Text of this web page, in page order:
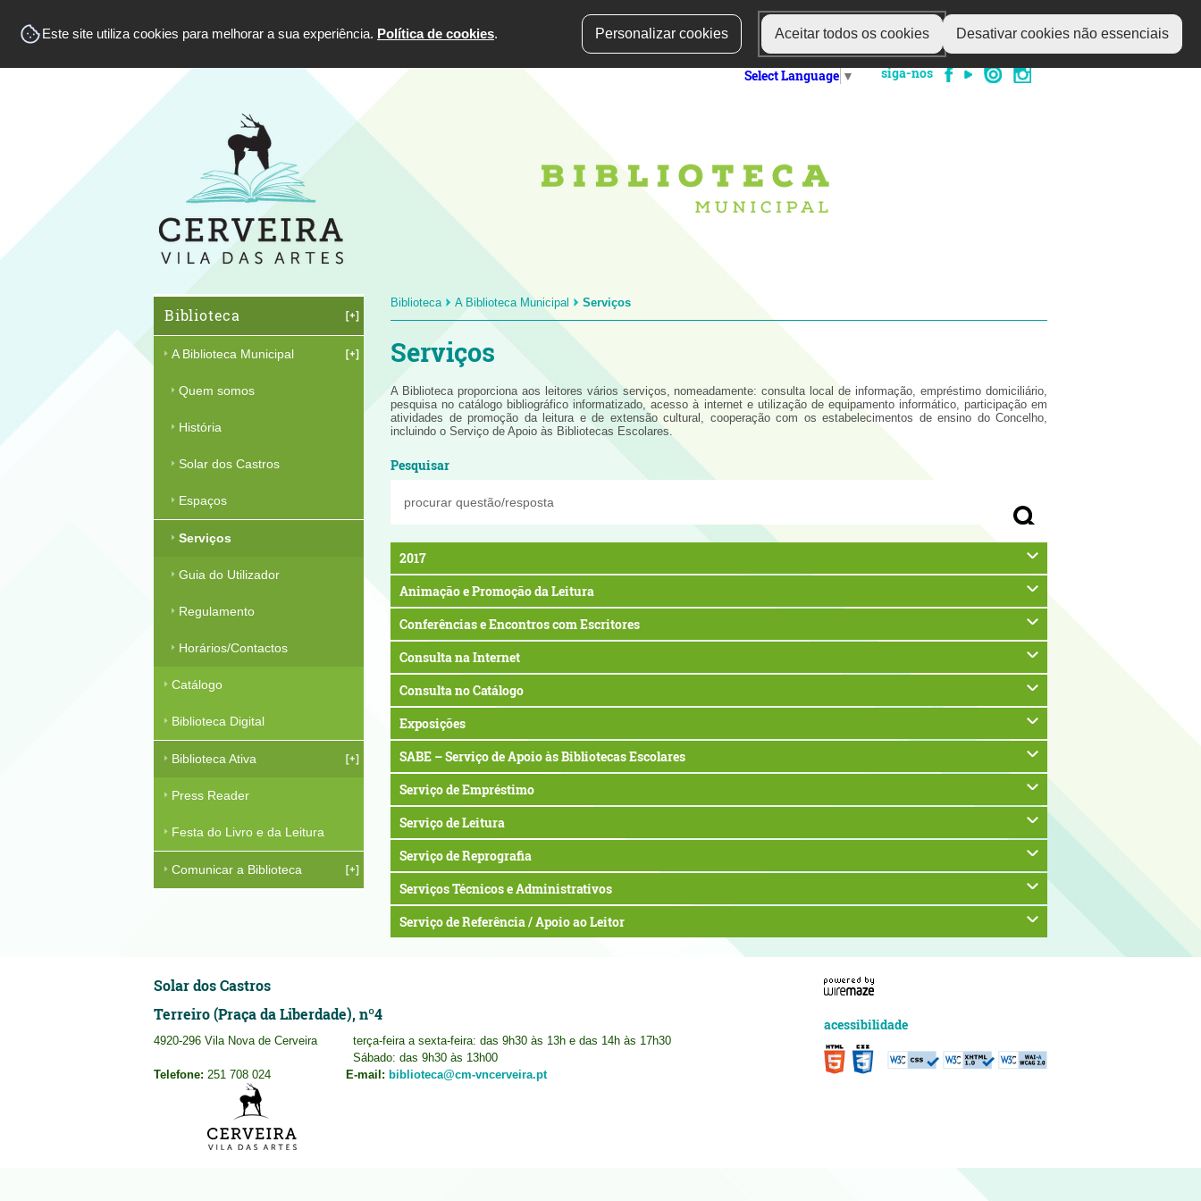
Este site utiliza cookies para melhorar a sua experiência. Política de cookies. Personalizar cookies Aceitar todos os cookies Desativar cookies não essenciais
Select Language ▼ siga-nos
Biblioteca
A Biblioteca Municipal
Quem somos
História
Solar dos Castros
Espaços
Serviços
Guia do Utilizador
Regulamento
Horários/Contactos
Catálogo
Biblioteca Digital
Biblioteca Ativa
Press Reader
Festa do Livro e da Leitura
Comunicar a Biblioteca
Biblioteca A Biblioteca Municipal Serviços
Serviços
A Biblioteca proporciona aos leitores vários serviços, nomeadamente: consulta local de informação, empréstimo domiciliário,
pesquisa no catálogo bibliográfico informatizado, acesso à internet e utilização de equipamento informático, participação em
atividades de promoção da leitura e de extensão cultural, cooperação com os estabelecimentos de ensino do Concelho,
incluindo o Serviço de Apoio às Bibliotecas Escolares.
Pesquisar
2017
Animação e Promoção da Leitura
Conferências e Encontros com Escritores
Consulta na Internet
Consulta no Catálogo
Exposições
SABE – Serviço de Apoio às Bibliotecas Escolares
Serviço de Empréstimo
Serviço de Leitura
Serviço de Reprografia
Serviços Técnicos e Administrativos
Serviço de Referência / Apoio ao Leitor
Solar dos Castros
Terreiro (Praça da Liberdade), nº4
4920-296 Vila Nova de Cerveira
terça-feira a sexta-feira: das 9h30 às 13h e das 14h às 17h30
Sábado: das 9h30 às 13h00
Telefone: 251 708 024 E-mail: biblioteca@cm-vncerveira.pt
acessibilidade